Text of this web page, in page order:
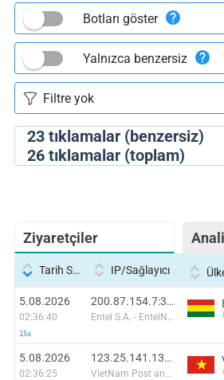
23tıklamalar (benzersiz)
26tıklamalar (toplam)
Botları göster
Yalnızca benzersiz
Ziyaretçiler
Tarih Saati IP/Sağlayıcı
5.08.2026
02:36:40
15s
200.87.154.7:38552
Entel S.A. - EntelNet
5.08.2026
02:36:25
123.25.141.137:49880
VietNam Post and Telecom Corporation